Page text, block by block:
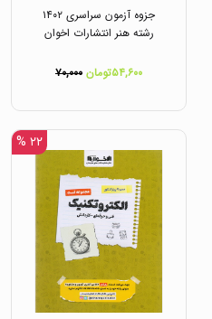
جزوه آزمون سراسری ۱۴۰۲
رشته هنر انتشارات اخوان
۵۴,۶۰۰تومان ۷۰,۰۰۰
۲۲ %